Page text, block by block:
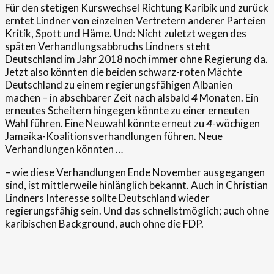
Für den stetigen Kurswechsel Richtung Karibik und zurück
erntet Lindner von einzelnen Vertretern anderer Parteien
Kritik, Spott und Häme. Und: Nicht zuletzt wegen des
späten Verhandlungsabbruchs Lindners steht
Deutschland im Jahr 2018 noch immer ohne Regierung da.
Jetzt also könnten die beiden schwarz-roten Mächte
Deutschland zu einem regierungsfähigen Albanien
machen – in absehbarer Zeit nach alsbald4Monaten. Ein
erneutes Scheitern hingegen könnte zu einer erneuten
Wahl führen. Eine Neuwahl könnte erneut zu4-wöchigen
Jamaika-Koalitionsverhandlungen führen. Neue
Verhandlungen könnten …
– wie diese Verhandlungen Ende November ausgegangen
sind, ist mittlerweile hinlänglich bekannt. Auch in Christian
Lindners Interesse sollte Deutschland wieder
regierungsfähig sein. Und das schnellstmöglich; auch ohne
karibischen Background, auch ohne die FDP.